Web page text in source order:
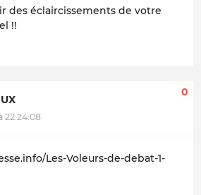
des éclaircissements de votre
!!
22:24:08
0
Les-Voleurs-de-debat-1-